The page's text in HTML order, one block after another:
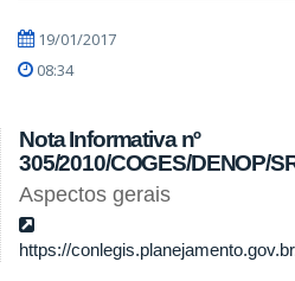
19/01/2017
08:34
Nota Informativa nº
305/2010/COGES/DENOP/
Aspectos gerais
https://